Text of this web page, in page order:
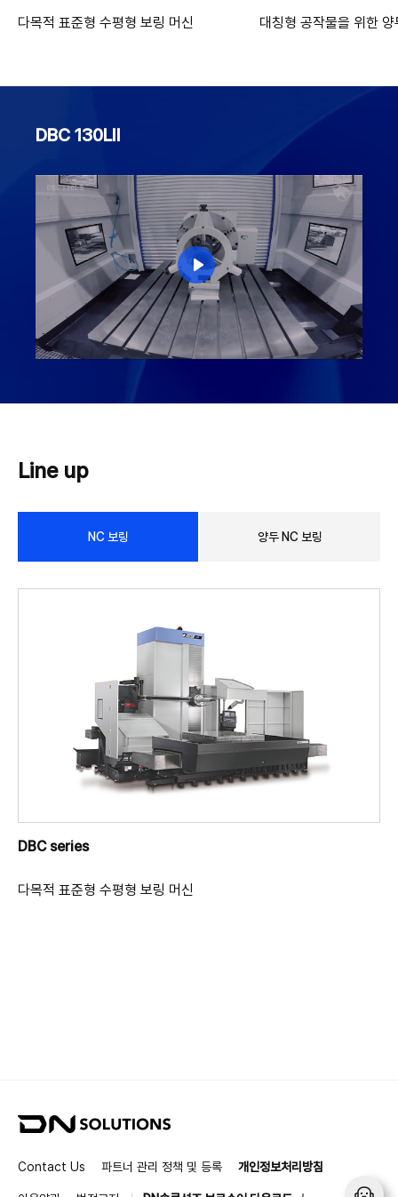
다목적 표준형 수평형 보링 머신 대칭형 공작물을 위한
DBC 130LⅡ
d
Line up
NC 보링 양두 NC 보링
DBC series
다목적 표준형 수평형 보링 머신
D
S
Contact Us 파트너 관리 정책 및 등록 개인정보처리방침